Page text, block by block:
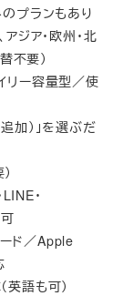
プランもあり
ジア・欧州・北
不要）
リー容量型／使
加）」を選ぶだ
・
ド／Apple
語も可）